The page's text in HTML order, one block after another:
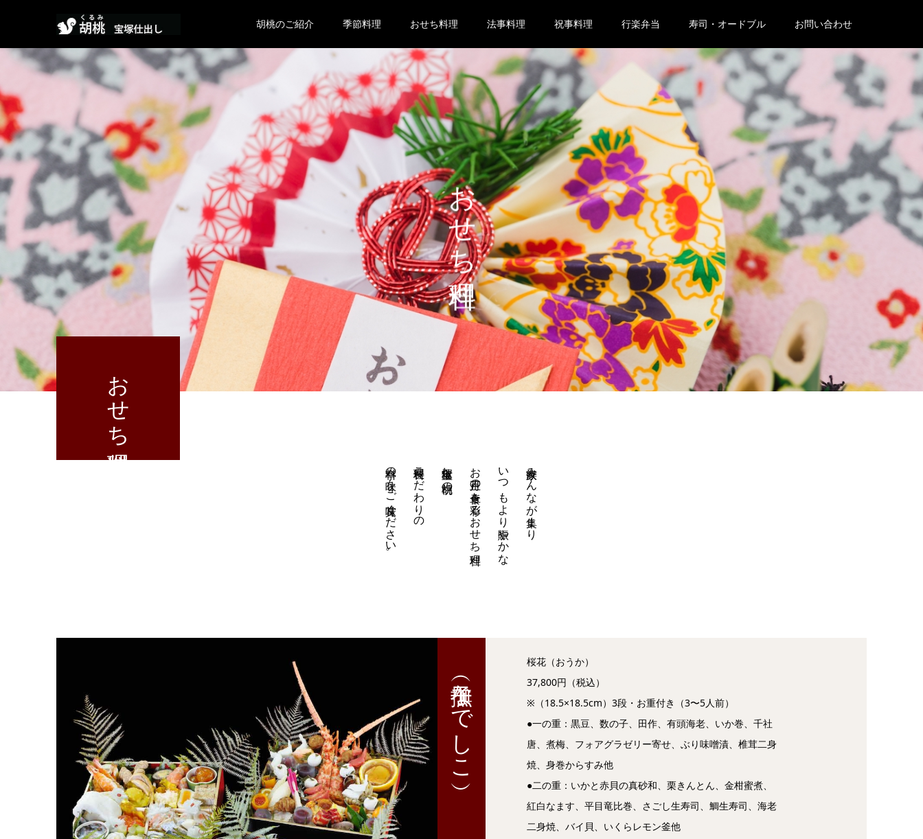
胡桃のご紹介 季節料理 おせち料理 法事料理 祝事料理 行楽弁当 寿司・オードブル お問い合わせ
おせち料理
おせち料理
家族みんなが集まり
いつもより賑やかな
お正月の食卓を彩るおせち料理。
宝塚仕出し 胡桃の
料理長こだわりの
料亭の味をご賞味ください。
撫子（なでしこ）
桜花（おうか）
37,800円（税込）
※（18.5×18.5cm）3段・お重付き（3〜5人前）
●一の重：黒豆、数の子、田作、有頭海老、いか巻、千社
唐、煮梅、フォアグラゼリー寄せ、ぶり味噌漬、椎茸二身
焼、身巻からすみ他
●二の重：いかと赤貝の真砂和、栗きんとん、金柑蜜煮、
紅白なます、平目竜比巻、さごし生寿司、鯛生寿司、海老
二身焼、バイ貝、いくらレモン釜他